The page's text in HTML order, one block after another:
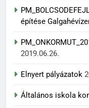
építése
2019.06.26.
Elnyert pályázatok
Általános iskola